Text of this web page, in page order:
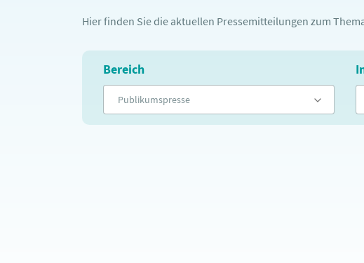
Hier finden Sie die aktuellen Pressemitteilungen zum
Bereich
Publikumspresse